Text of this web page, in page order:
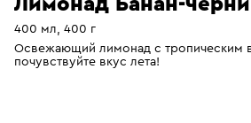
400 мл, 400 г
Освежающий лимонад с тропическим
почувствуйте вкус лета!